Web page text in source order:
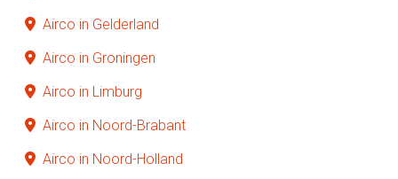
Airco in Gelderland
Airco in Groningen
Airco in Limburg
Airco in Noord-Brabant
Airco in Noord-Holland